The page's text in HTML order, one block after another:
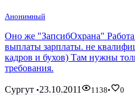
Анонимный
Оно же "ЗапсибОхрана"
выплаты зарплаты. не
кадров и бухов) Там нужны
требования.
Сургут •23.10.2011 1138• 0